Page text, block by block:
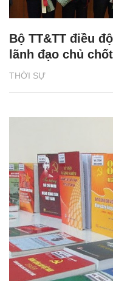
THỜI SỰ
Bộ TT&TT điều
lãnh đạo chủ chốt